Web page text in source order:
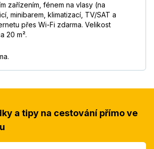
zařízením, fénem na vlasy (na
minibarem, klimatizací, TV/SAT a
přes Wi-Fi zdarma. Velikost
20 m².
a tipy na cestování přímo ve